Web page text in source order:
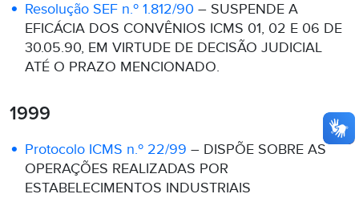
Resolução SEF n.º 1.812/90 – SUSPENDE A
EFICÁCIA DOS CONVÊNIOS ICMS 01, 02 E 06 DE
30.05.90, EM VIRTUDE DE DECISÃO JUDICIAL
ATÉ O PRAZO MENCIONADO.
1999
Protocolo ICMS n.º 22/99 – DISPÕE SOBRE AS
OPERAÇÕES REALIZADAS POR
ESTABELECIMENTOS INDUSTRIAIS